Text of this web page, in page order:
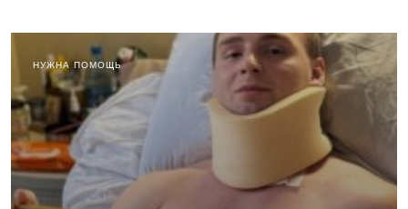
НУЖНА ПОМОЩЬ